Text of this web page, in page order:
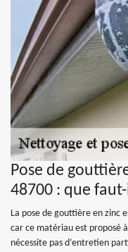
Pose de
48700 : que
La pose de gouttière en zinc
car ce matériau est proposé
nécessite pas d’entretien